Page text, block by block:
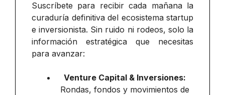
Suscríbete para recibir cada mañana la
curaduría definitiva del ecosistema startup
e inversionista. Sin ruido ni rodeos, solo la
información estratégica que necesitas
para avanzar:
Venture Capital & Inversiones:
Rondas, fondos y movimientos de